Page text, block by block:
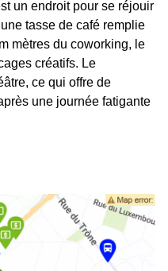
un endroit pour se réjouir
tasse de café remplie
mètres du coworking, le
créatifs. Le
ce qui offre de
une journée fatigante